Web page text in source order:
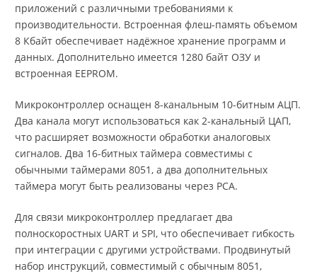
приложений с различными требованиями к
производительности. Встроенная флеш-память объемом
8 Кбайт обеспечивает надёжное хранение программ и
данных. Дополнительно имеется 1280 байт ОЗУ и
встроенная EEPROM.
Микроконтроллер оснащен 8-канальным 10-битным АЦП.
Два канала могут использоваться как 2-канальный ЦАП,
что расширяет возможности обработки аналоговых
сигналов. Два 16-битных таймера совместимы с
обычными таймерами 8051, а два дополнительных
таймера могут быть реализованы через PCA.
Для связи микроконтроллер предлагает два
полноскоростных UART и SPI, что обеспечивает гибкость
при интеграции с другими устройствами. Продвинутый
набор инструкций, совместимый с обычным 8051,